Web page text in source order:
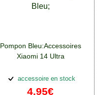
Pompon Bleu:Accessoires
Xiaomi 14 Ultra
accessoire en stock
4.95€